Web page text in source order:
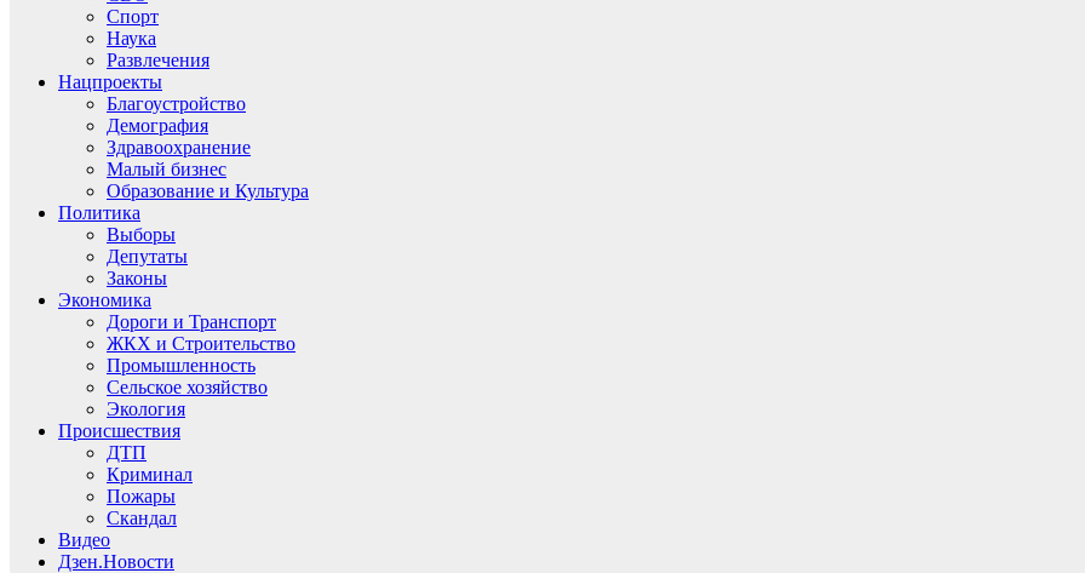
Спорт
Наука
Развлечения
Нацпроекты
Благоустройство
Демография
Здравоохранение
Малый бизнес
Образование и Культура
Политика
Выборы
Депутаты
Законы
Экономика
Дороги и Транспорт
ЖКХ и Строительство
Промышленность
Сельское хозяйство
Экология
Происшествия
ДТП
Криминал
Пожары
Скандал
Видео
Дзен.Новости